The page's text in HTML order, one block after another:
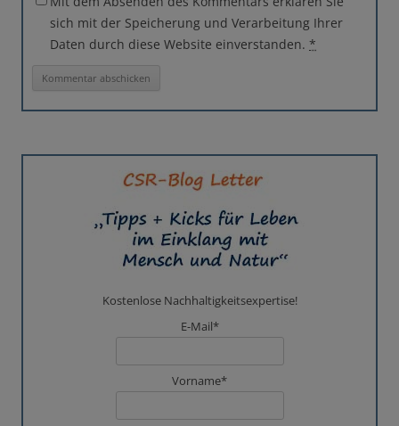
sich mit der Speicherung und Verarbeitung Ihrer
Daten durch diese Website einverstanden. *
Kostenlose Nachhaltigkeitsexpertise!
E-Mail*
Vorname*